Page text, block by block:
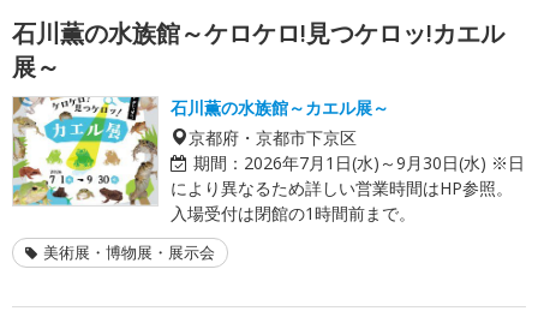
石川薫の水族館～ケロケロ!見つケロッ!カエル
展～
石川薫の水族館～カエル展～
京都府・京都市下京区
期間： 2026年7月1日(水)～9月30日(水) ※日
により異なるため詳しい営業時間はHP参照。
入場受付は閉館の1時間前まで。
美術展・博物展・展示会